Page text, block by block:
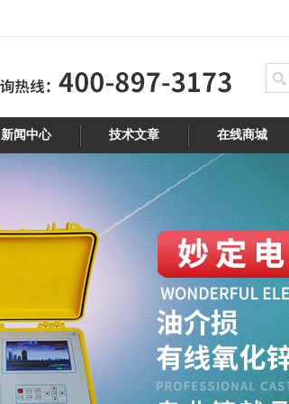
新闻中心 技术文章 在线商城